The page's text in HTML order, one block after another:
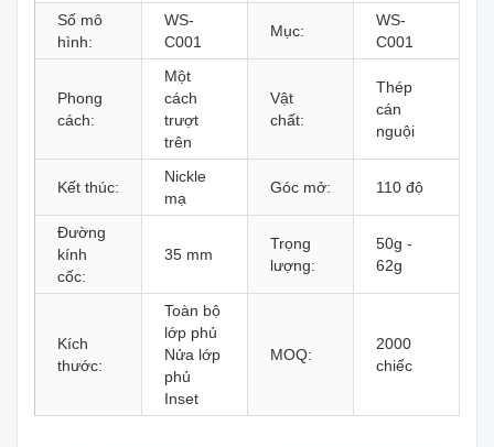
Số mô
hình:
WS-
C001
Mục:
WS-
C001
Phong
cách:
Một
cách
trượt
trên
Vật
chất:
Thép
cán
nguội
Kết thúc:
Nickle
mạ
Góc mở: 110 độ
Đường
kính
cốc:
35 mm
Trọng
lượng:
50g -
62g
Kích
thước:
Toàn bộ
lớp phủ
Nửa lớp
phủ
Inset
MOQ:
2000
chiếc